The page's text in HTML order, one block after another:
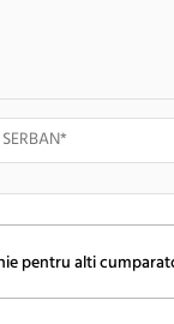
cand apar noi
pentru alti